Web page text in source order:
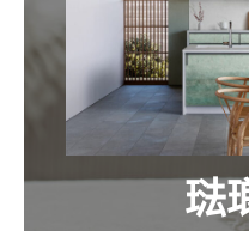
琺